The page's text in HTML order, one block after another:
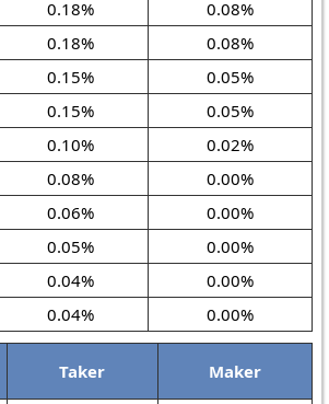
0.18%
0.08%
0.18%
0.08%
0.15%
0.05%
0.15%
0.05%
0.10%
0.02%
0.08%
0.00%
0.06%
0.00%
0.05%
0.00%
0.04%
0.00%
0.04% 0.00%
Taker Maker